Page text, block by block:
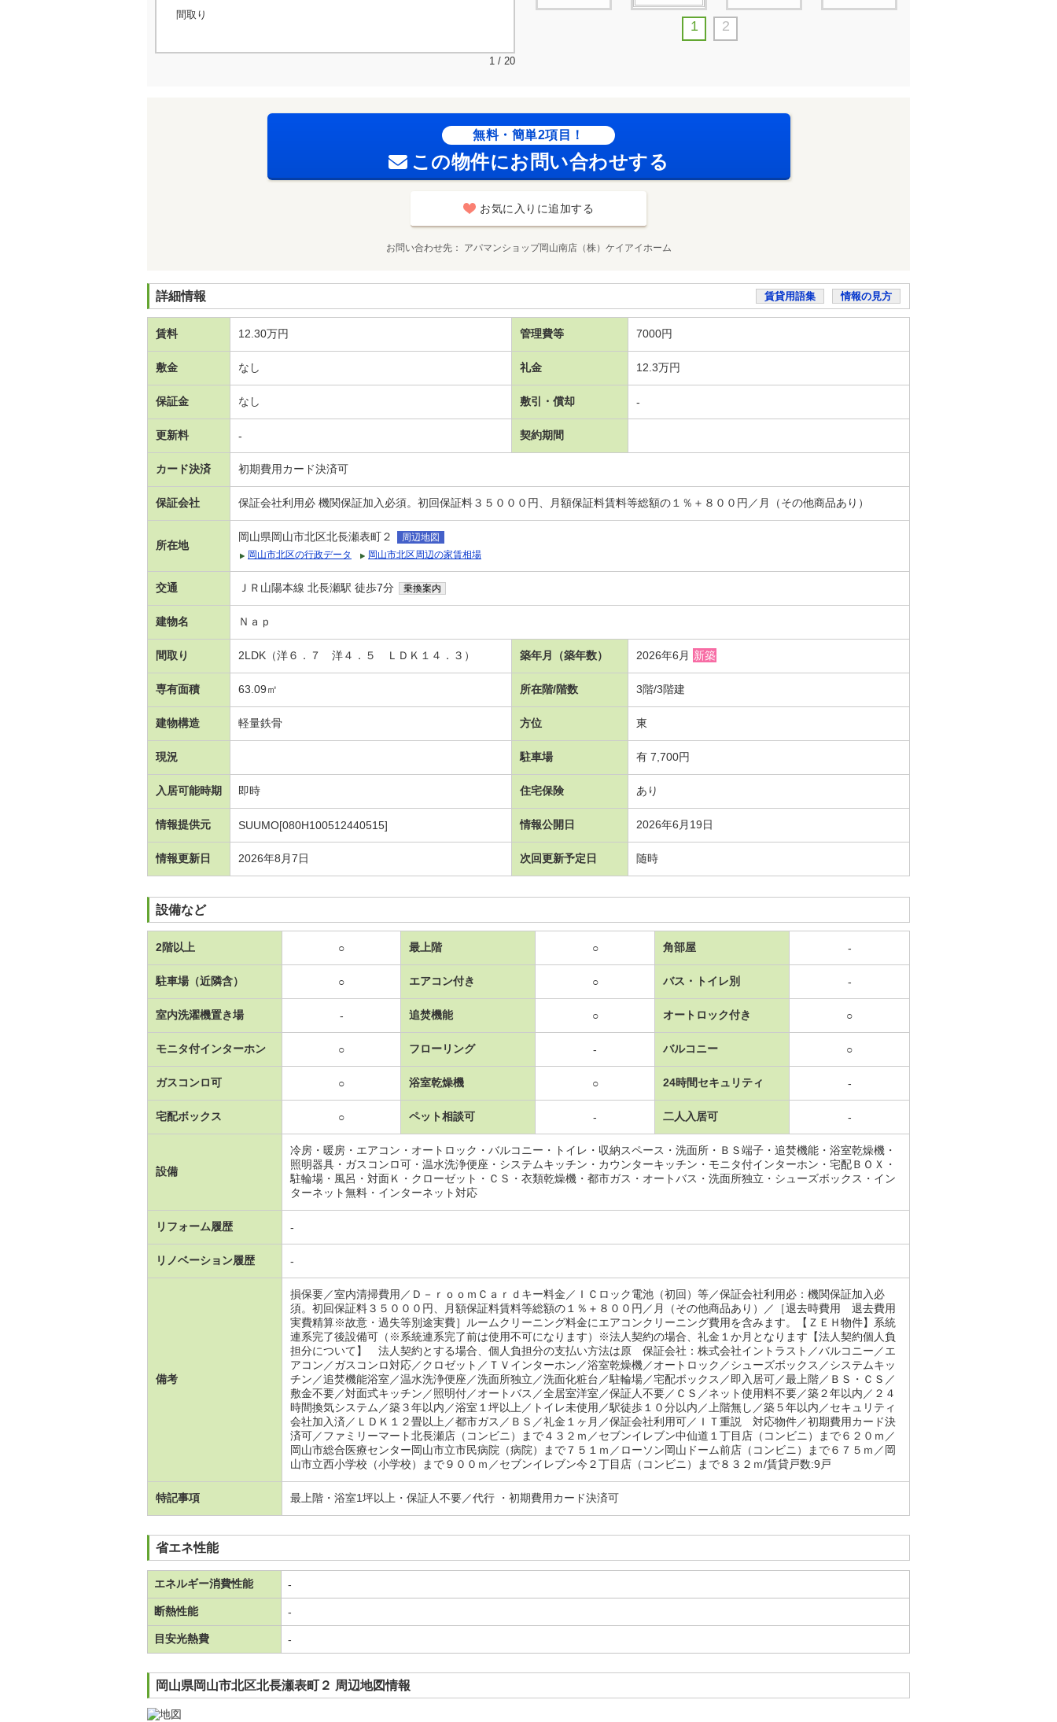
間取り
1 / 20
1 2
無料・簡単2項目！
この物件にお問い合わせする
お気に入りに追加する
お問い合わせ先 アパマンショップ岡山南店（株）ケイアイホーム
詳細情報 賃貸用語集 情報の見方
賃料 12.30万円 管理費等 7000円
敷金 なし 礼金 12.3万円
保証金 なし 敷引・償却 -
更新料 - 契約期間
カード決済 初期費用カード決済可
保証会社 保証会社利用必 機関保証加入必須。初回保証料３５０００円、月額保証料賃料等総額の１％＋８００円／月（その他商品あり）
所在地
岡山県岡山市北区北長瀬表町２
周辺地図
岡山市北区の行政データ
岡山市北区周辺の家賃相場
交通 ＪＲ山陽本線 北長瀬駅 徒歩7分 乗換案内
建物名 Ｎａｐ
間取り 2LDK（洋６．７ 洋４．５ ＬＤＫ１４．３） 築年月（築年数） 2026年6月 新築
専有面積 63.09㎡ 所在階/階数 3階/3階建
建物構造 軽量鉄骨 方位 東
現況 駐車場 有 7,700円
入居可能時期 即時 住宅保険 あり
情報提供元 SUUMO[080H100512440515] 情報公開日 2026年6月19日
情報更新日 2026年8月7日 次回更新予定日 随時
設備など
2階以上 ○ 最上階 ○ 角部屋 -
駐車場（近隣含） ○ エアコン付き ○ バス・トイレ別 -
室内洗濯機置き場 - 追焚機能 ○ オートロック付き ○
モニタ付インターホン ○ フローリング - バルコニー ○
ガスコンロ可 ○ 浴室乾燥機 ○ 24時間セキュリティ -
宅配ボックス ○ ペット相談可 - 二人入居可 -
設備
冷房・暖房・エアコン・オートロック・バルコニー・トイレ・収納スペース・洗面所・ＢＳ端子・追焚機能・浴室乾燥機・
照明器具・ガスコンロ可・温水洗浄便座・システムキッチン・カウンターキッチン・モニタ付インターホン・宅配ＢＯＸ・
駐輪場・風呂・対面Ｋ・クローゼット・ＣＳ・衣類乾燥機・都市ガス・オートバス・洗面所独立・シューズボックス・イン
ターネット無料・インターネット対応
リフォーム履歴 -
リノベーション履歴 -
備考
損保要／室内清掃費用／Ｄ－ｒｏｏｍＣａｒｄキー料金／ＩＣロック電池（初回）等／保証会社利用必：機関保証加入必
須。初回保証料３５０００円、月額保証料賃料等総額の１％＋８００円／月（その他商品あり）／［退去時費用 退去費用
実費精算※故意・過失等別途実費］ルームクリーニング料金にエアコンクリーニング費用を含みます。【ＺＥＨ物件】系統
連系完了後設備可（※系統連系完了前は使用不可になります）※法人契約の場合、礼金１か月となります【法人契約個人負
担分について】 法人契約とする場合、個人負担分の支払い方法は原 保証会社：株式会社イントラスト／バルコニー／エ
アコン／ガスコンロ対応／クロゼット／ＴＶインターホン／浴室乾燥機／オートロック／シューズボックス／システムキッ
チン／追焚機能浴室／温水洗浄便座／洗面所独立／洗面化粧台／駐輪場／宅配ボックス／即入居可／最上階／ＢＳ・ＣＳ／
敷金不要／対面式キッチン／照明付／オートバス／全居室洋室／保証人不要／ＣＳ／ネット使用料不要／築２年以内／２４
時間換気システム／築３年以内／浴室１坪以上／トイレ未使用／駅徒歩１０分以内／上階無し／築５年以内／セキュリティ
会社加入済／ＬＤＫ１２畳以上／都市ガス／ＢＳ／礼金１ヶ月／保証会社利用可／ＩＴ重説 対応物件／初期費用カード決
済可／ファミリーマート北長瀬店（コンビニ）まで４３２ｍ／セブンイレブン中仙道１丁目店（コンビニ）まで６２０ｍ／
岡山市総合医療センター岡山市立市民病院（病院）まで７５１ｍ／ローソン岡山ドーム前店（コンビニ）まで６７５ｍ／岡
山市立西小学校（小学校）まで９００ｍ／セブンイレブン今２丁目店（コンビニ）まで８３２ｍ/賃貸戸数:9戸
特記事項 最上階・浴室1坪以上・保証人不要／代行 ・初期費用カード決済可
省エネ性能
エネルギー消費性能 -
断熱性能 -
目安光熱費 -
岡山県岡山市北区北長瀬表町２ 周辺地図情報